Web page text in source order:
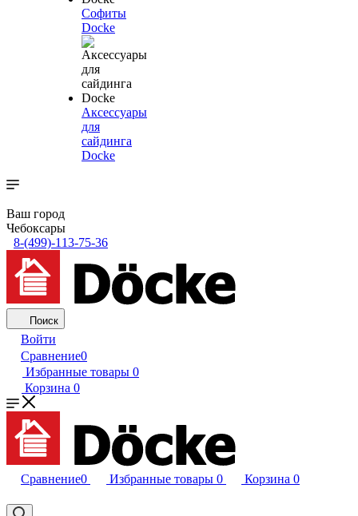
Софиты
Docke
Аксессуары
для
сайдинга
Docke
Ваш город
Чебоксары
8-(499)-113-75-36
Поиск
Войти
Сравнение0
Избранные товары 0
Корзина 0
Сравнение0 Избранные товары 0 Корзина 0